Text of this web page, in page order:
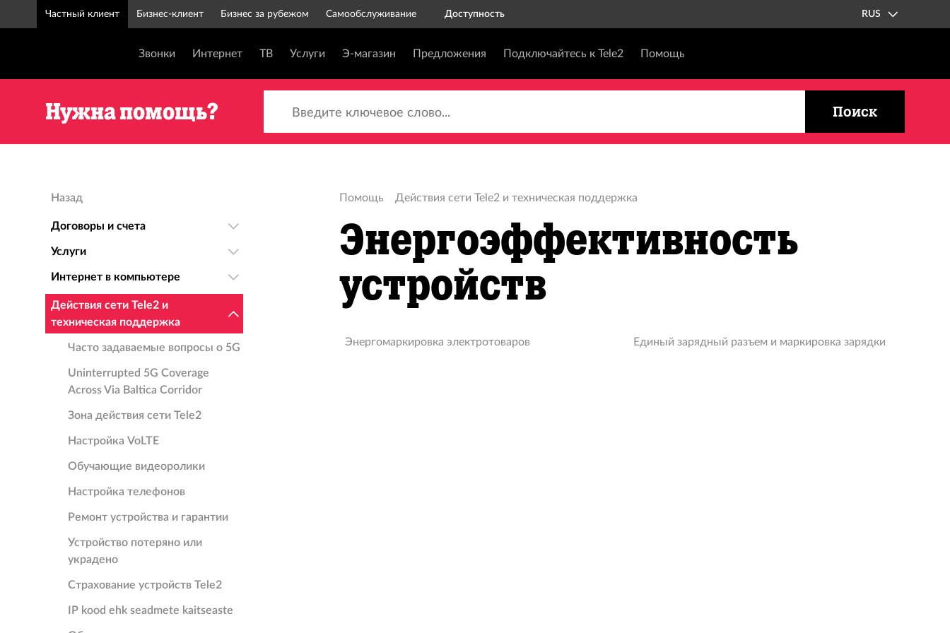
Частный клиент Бизнес-клиент Бизнес за рубежом Самообслуживание Доступность RUS
Звонки Интернет ТВ Услуги Э-магазин Предложения Подключайтесь к Tele2 Помощь
Нужна помощь? Поиск
Назад
Договоры и счета
Услуги
Интернет в компьютере
Действия сети Tele2 и
техническая поддержка
Часто задаваемые вопросы о 5G
Uninterrupted 5G Coverage
Across Via Baltica Corridor
Зона действия сети Tele2
Настройка VoLTE
Oбучающие видеоролики
Настройка телефонов
Ремонт устройства и гарантии
Устройство потеряно или
украдено
Страхование устройств Tele2
IP kood ehk seadmete kaitseaste
Помощь Действия сети Tele2 и техническая поддержка
Энергоэффективность
устройств
Энергомаркировка электротоваров Единый зарядный разъем и маркировка зарядки